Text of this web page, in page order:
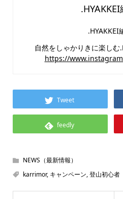
.HYAKKEI
自然をしゃかりきに楽しむ
https://
Tweet
feedly
NEWS（最新情報）
karrimor, キャンペーン,登山初心者